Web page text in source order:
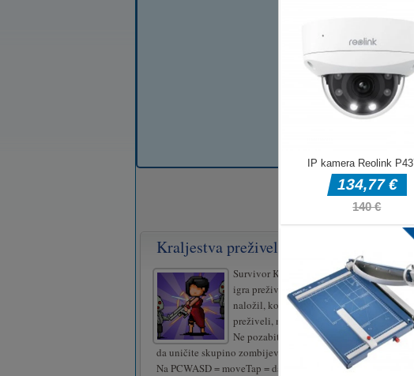
Kraljestva preživelih
Survivor Kingdoms je tipična roguelike
igra preživetja. Vaš lik bo streljal in znova
naložil, ko bo videla tarče. Dlje kot boste
preživeli, močnejše zombije boste srečali.
Ne pozabite napasti rdeče naftne kombije,
da uničite skupino zombijev na tleh!
Na PCWASD = moveTap = dashPovlecite navzkrižni ogenj =